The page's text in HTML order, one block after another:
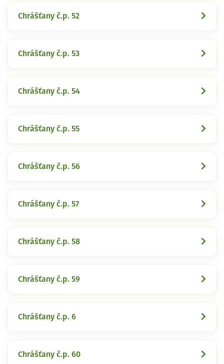
Chrášťany č.p. 52
Chrášťany č.p. 53
Chrášťany č.p. 54
Chrášťany č.p. 55
Chrášťany č.p. 56
Chrášťany č.p. 57
Chrášťany č.p. 58
Chrášťany č.p. 59
Chrášťany č.p. 6
Chrášťany č.p. 60